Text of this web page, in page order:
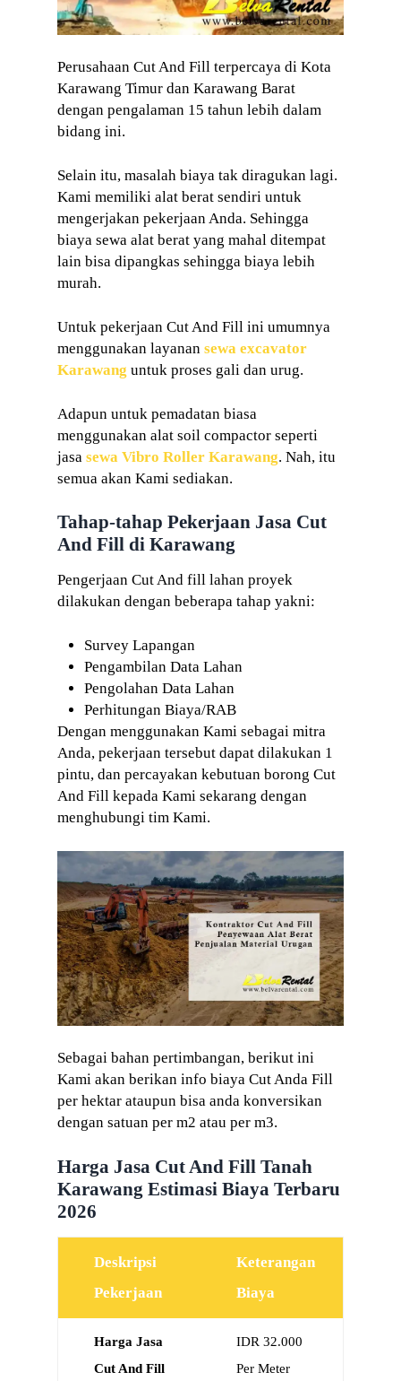
Perusahaan Cut And Fill terpercaya di Kota
Karawang Timur dan Karawang Barat
dengan pengalaman 15 tahun lebih dalam
bidang ini.
Selain itu, masalah biaya tak diragukan lagi.
Kami memiliki alat berat sendiri untuk
mengerjakan pekerjaan Anda. Sehingga
biaya sewa alat berat yang mahal ditempat
lain bisa dipangkas sehingga biaya lebih
murah.
Untuk pekerjaan Cut And Fill ini umumnya
menggunakan layanan sewa excavator
Karawang untuk proses gali dan urug.
Adapun untuk pemadatan biasa
menggunakan alat soil compactor seperti
jasa sewa Vibro Roller Karawang. Nah, itu
semua akan Kami sediakan.
Tahap-tahap Pekerjaan Jasa Cut
And Fill di Karawang
Pengerjaan Cut And fill lahan proyek
dilakukan dengan beberapa tahap yakni:
Survey Lapangan
Pengambilan Data Lahan
Pengolahan Data Lahan
Perhitungan Biaya/RAB
Dengan menggunakan Kami sebagai mitra
Anda, pekerjaan tersebut dapat dilakukan 1
pintu, dan percayakan kebutuan borong Cut
And Fill kepada Kami sekarang dengan
menghubungi tim Kami.
Sebagai bahan pertimbangan, berikut ini
Kami akan berikan info biaya Cut Anda Fill
per hektar ataupun bisa anda konversikan
dengan satuan per m2 atau per m3.
Harga Jasa Cut And Fill Tanah
Karawang Estimasi Biaya Terbaru
2026
Deskripsi
Pekerjaan
Keterangan
Biaya
Harga Jasa
Cut And Fill
IDR 32.000
Per Meter